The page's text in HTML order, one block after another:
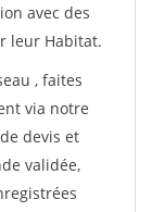
avec des
leur Habitat.
, faites
via notre
devis et
validée,